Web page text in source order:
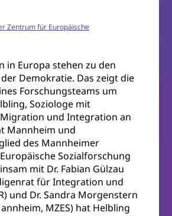
Zentrum für Europäische
in Europa stehen zu den
Demokratie. Das zeigt die
Forschungsteams um
Soziologe mit
und Integration an
Mannheim und
des Mannheimer
Sozialforschung
mit Dr. Fabian Gülzau
für Integration und
und Dr. Sandra Morgenstern
MZES) hat Helbling